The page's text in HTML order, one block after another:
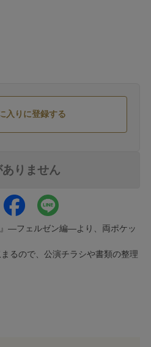
入りに登録する
りません
―フェルゼン編―より、両ポケッ
るので、公演チラシや書類の整理